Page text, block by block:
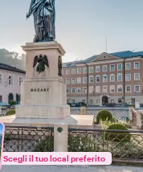
Scegli il tuo local preferito